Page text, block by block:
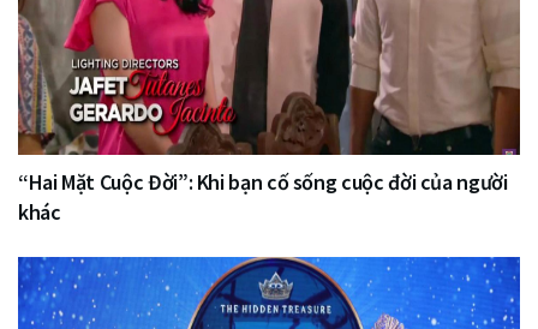
“Hai Mặt Cuộc Đời”: Khi bạn cố sống cuộc đời của người
khác